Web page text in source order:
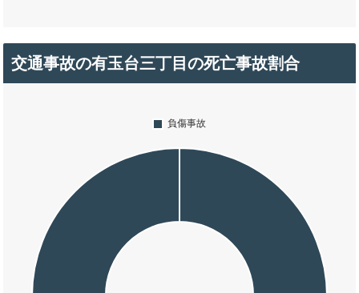
交通事故の有玉台三丁目の死亡事故割合